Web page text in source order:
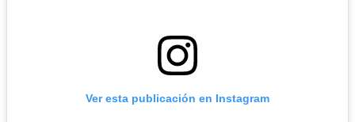
Ver esta publicación en Instagram